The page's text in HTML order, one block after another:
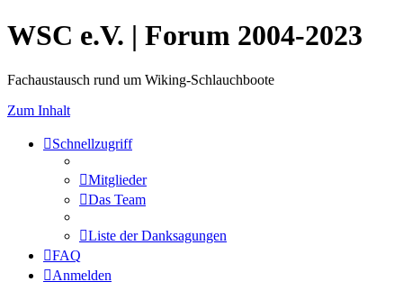
WSC e.V. | Forum 2004-2023
Fachaustausch rund um Wiking-Schlauchboote
Zum Inhalt
Schnellzugriff
Mitglieder
Das Team
Liste der Danksagungen
FAQ
Anmelden